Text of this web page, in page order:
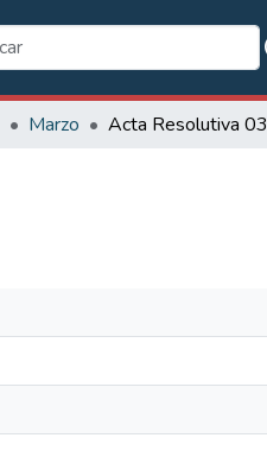
Marzo Acta Resolutiva 03